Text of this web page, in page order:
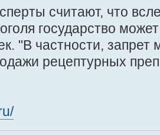
считают, что
государство
"В частности, запрет
рецептурных